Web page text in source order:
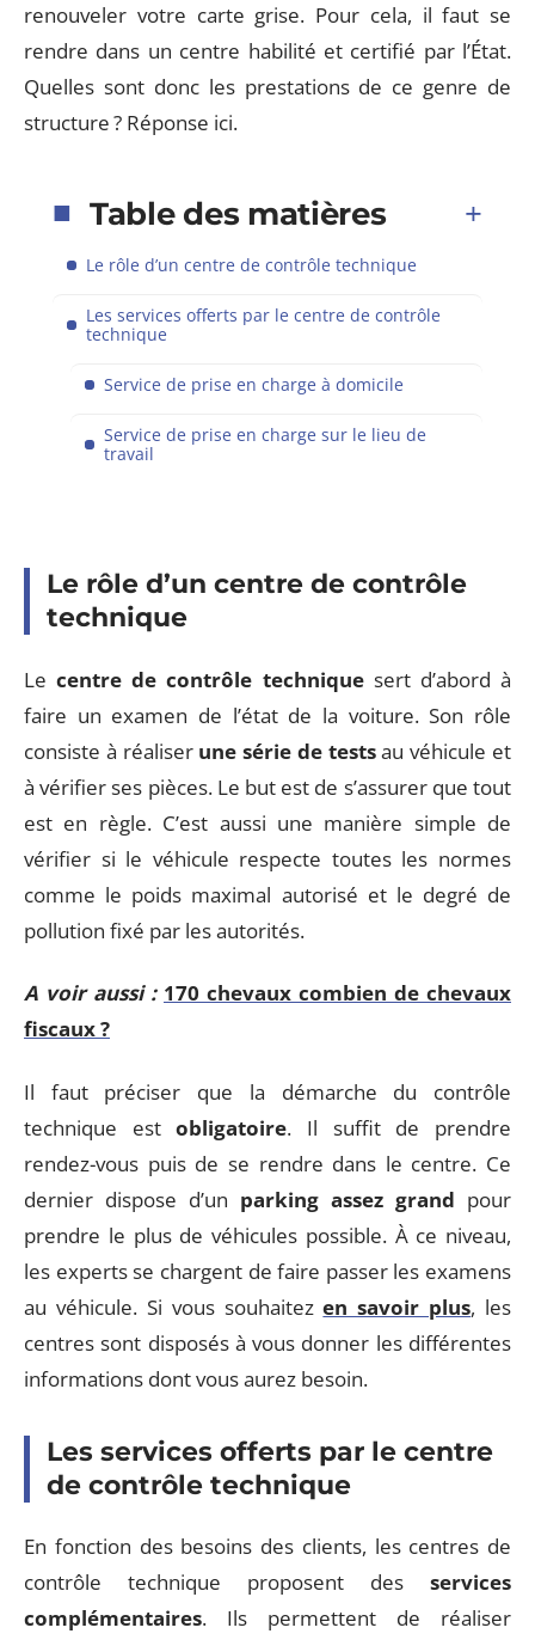
renouveler votre carte grise. Pour cela, il faut se
rendre dans un centre habilité et certifié par l’État.
Quelles sont donc les prestations de ce genre de
structure ? Réponse ici.
Table des matières
Le rôle d’un centre de contrôle technique
Les services offerts par le centre de contrôle
technique
Service de prise en charge à domicile
Service de prise en charge sur le lieu de
travail
Le rôle d’un centre de contrôle
technique
Lecentre de contrôle techniquesert d’abord à
faire un examen de l’état de la voiture. Son rôle
consiste à réaliser une série de testsau véhicule et
à vérifier ses pièces. Le but est de s’assurer que tout
est en règle. C’est aussi une manière simple de
vérifier si le véhicule respecte toutes les normes
comme le poids maximal autorisé et le degré de
pollution fixé par les autorités.
A voir aussi : 170 chevaux combien de chevaux
fiscaux ?
Il faut préciser que la démarche du contrôle
technique estobligatoire. Il suffit de prendre
rendez-vous puis de se rendre dans le centre. Ce
dernier dispose d’un parking assez grand pour
prendre le plus de véhicules possible. À ce niveau,
les experts se chargent de faire passer les examens
au véhicule. Si vous souhaitezen savoir plus, les
centres sont disposés à vous donner les différentes
informations dont vous aurez besoin.
Les services offerts par le centre
de contrôle technique
En fonction des besoins des clients, les centres de
contrôle technique proposent des services
complémentaires. Ils permettent de réaliser